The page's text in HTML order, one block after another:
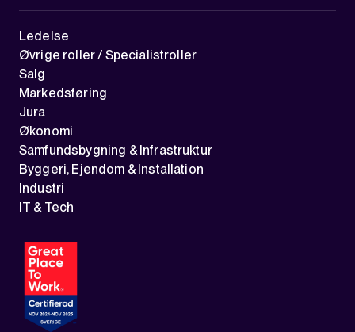
Ledelse
Øvrige roller / Specialistroller
Salg
Markedsføring
Jura
Økonomi
Samfundsbygning & Infrastruktur
Byggeri, Ejendom & Installation
Industri
IT & Tech